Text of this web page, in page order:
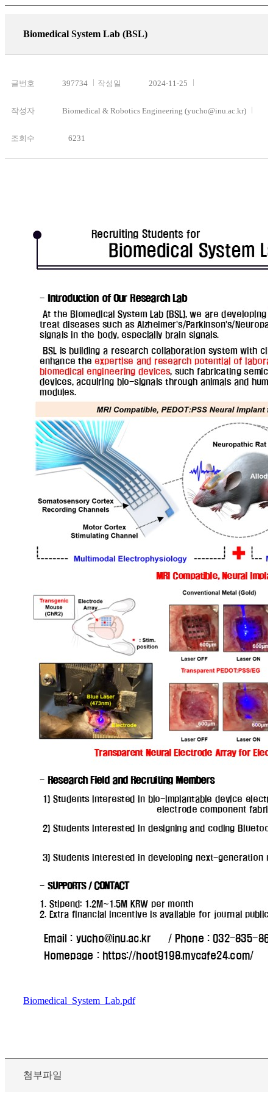
Biomedical System Lab (BSL)
글번호 397734 작성일 2024-11-25
작성자 Biomedical & Robotics Engineering (yucho@inu.ac.kr)
조회수 6231
Biomedical_System_Lab.pdf
첨부파일